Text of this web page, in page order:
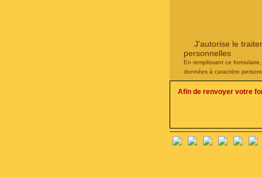
J'autorise le
personnelles
En remplissant ce
données à caractère
Afin de renvoyer votre